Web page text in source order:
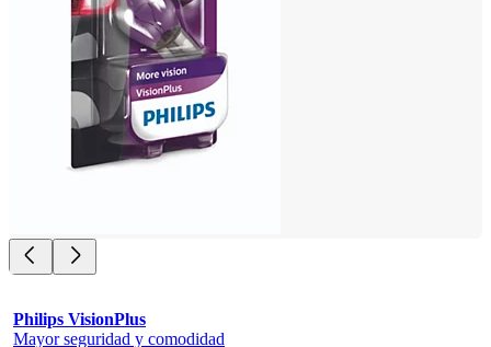
Philips VisionPlus
Mayor seguridad y comodidad